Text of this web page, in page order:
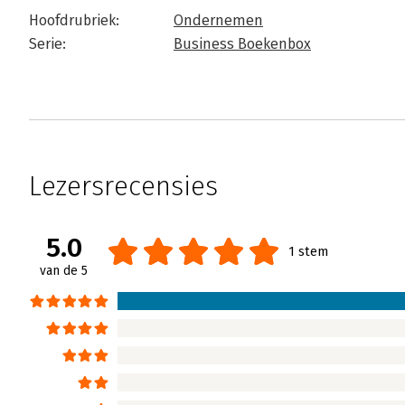
Hoofdrubriek:
Ondernemen
Serie:
Business Boekenbox
Lezersrecensies
5.0
van de 5
1 stem